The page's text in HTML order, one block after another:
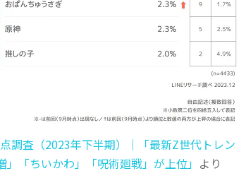
調査（2023年下半期）│「最新Z世代トレン
「ちいかわ」「呪術廻戦」が上位」 より